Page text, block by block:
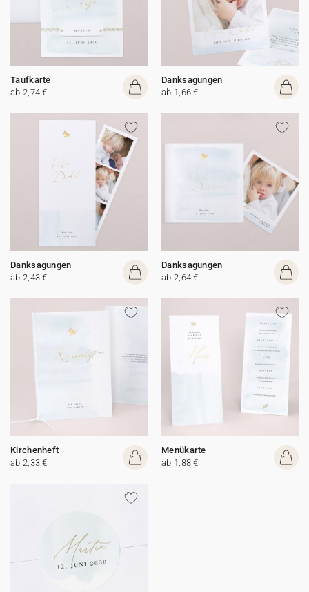
Taufkarte
ab 2,74 €
Danksagungen
ab 1,66 €
Danksagungen
ab 2,43 €
Danksagungen
ab 2,64 €
Kirchenheft
ab 2,33 €
Menükarte
ab 1,88 €